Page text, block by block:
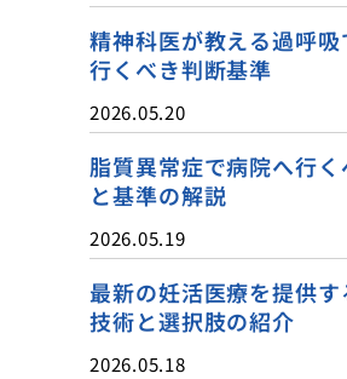
精神科医が教える過呼吸
行くべき判断基準
2026.05.20
脂質異常症で病院へ行
と基準の解説
2026.05.19
最新の妊活医療を提供
技術と選択肢の紹介
2026.05.18